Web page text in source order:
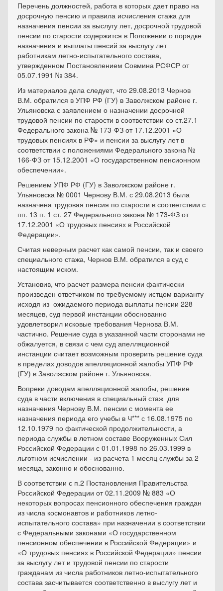
Перечень должностей, работа в которых дает право на
досрочную пенсию и правила исчисления стажа для
назначения пенсии за выслугу лет, досрочной трудовой
пенсии по старости содержится в Положении о порядке
назначения и выплаты пенсий за выслугу лет
работникам летно-испытательного состава,
утвержденном Постановлением Совмина РСФСР от
05.07.1991 № 384.
Из материалов дела следует, что 29.08.2013 Чернов
В.М. обратился в УПФ РФ (ГУ) в Заволжском районе г.
Ульяновска с заявлением о назначении досрочной
трудовой пенсии по старости в соответствии со ст.27.1
Федерального закона № 173-ФЗ от 17.12.2001 «О
трудовых пенсиях в РФ» и пенсии за выслугу лет в
соответствии с положениями Федерального закона №
166-ФЗ от 15.12.2001 «О государственном пенсионном
обеспечении».
Решением УПФ РФ (ГУ) в Заволжском районе г.
Ульяновска № 0001 Чернову В.М. с 29.08.2013 была
назначена трудовая пенсия по старости в соответствии с
пп. 13 п. 1 ст. 27 Федерального закона № 173-ФЗ от
17.12.2001 «О трудовых пенсиях в Российской
Федерации».
Считая неверным расчет как самой пенсии, так и своего
специального стажа, Чернов В.М. обратился в суд с
настоящим иском.
Установив, что расчет размера пенсии фактически
произведен ответчиком по требуемому истцом варианту
исходя из ожидаемого периода выплаты пенсии 228
месяцев, суд первой инстанции обоснованно
удовлетворил исковые требования Чернова В.М.
частично. Решение суда в указанной части сторонами не
обжалуется, в связи с чем суд апелляционной
инстанции считает возможным проверить решение суда
в пределах доводов апелляционной жалобы УПФ РФ
(ГУ) в Заволжском районе г. Ульяновска.
Вопреки доводам апелляционной жалобы, решение
суда в части включения в специальный стаж для
назначения Чернову В.М. пенсии с момента ее
назначения периода его учебы в Ч*** с 16.08.1975 по
12.10.1979 по фактической продолжительности, а
периода службы в летном составе Вооруженных Сил
Российской Федерации с 01.01.1998 по 26.03.1999 в
льготном исчислении - из расчета 1 месяц службы за 2
месяца, законно и обоснованно.
В соответствии с п.2 Постановления Правительства
Российской Федерации от 02.11.2009 № 883 «О
некоторых вопросах пенсионного обеспечения граждан
из числа космонавтов и работников летно-
испытательного состава» при назначении в соответствии
с Федеральными законами «О государственном
пенсионном обеспечении в Российской Федерации» и
«О трудовых пенсиях в Российской Федерации» пенсии
за выслугу лет и трудовой пенсии по старости
гражданам из числа работников летно-испытательного
состава засчитывается соответственно в выслугу лет и